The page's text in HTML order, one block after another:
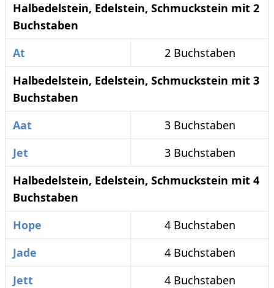
Halbedelstein, Edelstein, Schmuckstein mit 2
Buchstaben
At
2 Buchstaben
Halbedelstein, Edelstein, Schmuckstein mit 3
Buchstaben
Aat
3 Buchstaben
Jet
3 Buchstaben
Halbedelstein, Edelstein, Schmuckstein mit 4
Buchstaben
Hope
4 Buchstaben
Jade
4 Buchstaben
Jett
4 Buchstaben